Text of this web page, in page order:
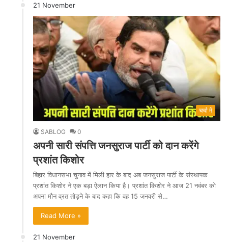
21 November
चर्चा में
SABLOG 0
अपनी सारी संपत्ति जनसुराज पार्टी को दान करेंगे
प्रशांत किशोर
बिहार विधानसभा चुनाव में मिली हार के बाद अब जनसुराज पार्टी के संस्थापक
प्रशांत किशोर ने एक बड़ा ऐलान किया है। प्रशांत किशोर ने आज 21 नवंबर को
अपना मौन व्रत तोड़ने के बाद कहा कि वह 15 जनवरी से…
Read More »
21 November